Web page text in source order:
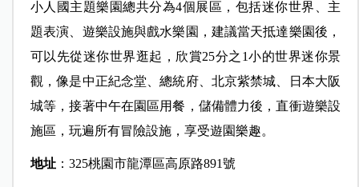
小人國主題樂園總共分為4個展區，包括迷你世界、主
題表演、遊樂設施與戲水樂園，建議當天抵達樂園後，
可以先從迷你世界逛起，欣賞25分之1小的世界迷你景
觀，像是中正紀念堂、總統府、北京紫禁城、日本大阪
城等，接著中午在園區用餐，儲備體力後，直衝遊樂設
施區，玩遍所有冒險設施，享受遊園樂趣。
地址： 325桃園市龍潭區高原路891號